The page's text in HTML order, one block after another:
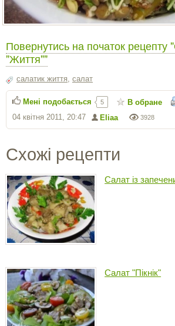
Повернутись на початок рецепту
"Життя""
салатик життя салат
3928
Eliaa
04 квітня 2011, 20:47
Мені подобається 5 В обране
Схожі рецепти
Салат із
Салат "Пікнік"